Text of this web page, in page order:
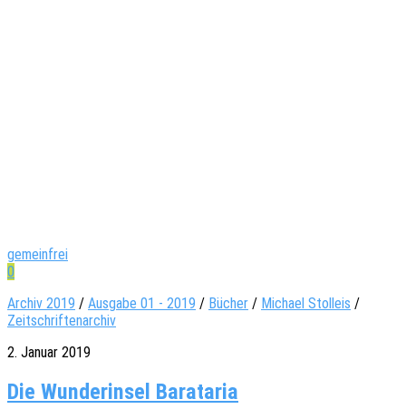
gemeinfrei
0
Archiv 2019 / Ausgabe 01 - 2019 / Bücher / Michael Stolleis /
Zeitschriftenarchiv
2. Januar 2019
Die Wunderinsel Barataria